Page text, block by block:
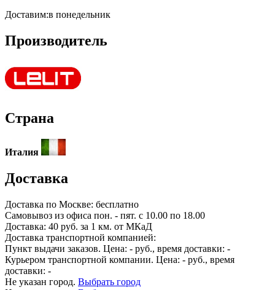
Доставим:в понедельник
Производитель
Страна
Италия
Доставка
Доставка по Москве: бесплатно
Самовывоз из офиса пон. - пят. с 10.00 по 18.00
Доставка: 40 руб. за 1 км. от МКаД
Доставка транспортной компанией:
Пункт выдачи заказов. Цена: - руб., время доставки: -
Курьером транспортной компании. Цена: - руб., время
доставки: -
Не указан город. Выбрать город